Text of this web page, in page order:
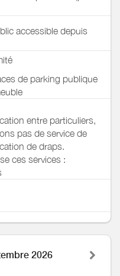
accessible depuis
de parking publique
entre particuliers,
pas de service de
de draps.
ces services :
2026